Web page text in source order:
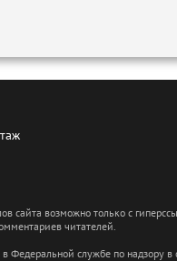
сайта возможно только с
читателей.
в Федеральной службе по